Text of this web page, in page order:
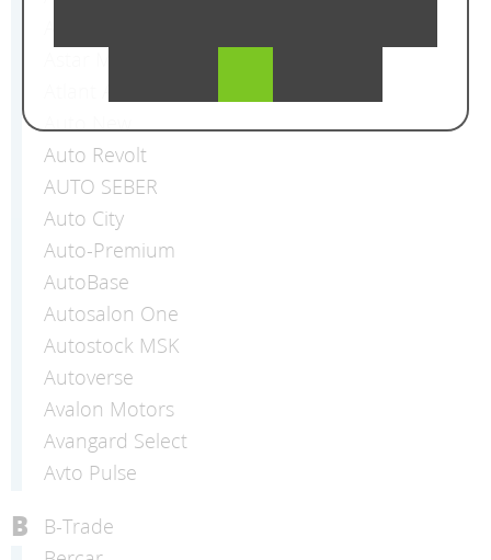
Auto New
Auto Revolt
AUTO SEBER
Auto Сity
Auto-Premium
AutoBase
Autosalon One
Autostock MSK
Autoverse
Avalon Motors
Avangard Select
Avto Pulse
B
B-Trade